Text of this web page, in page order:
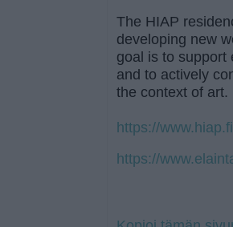
The HIAP
developing new
goal is to support
and to actively
the context of art.
https://
https://